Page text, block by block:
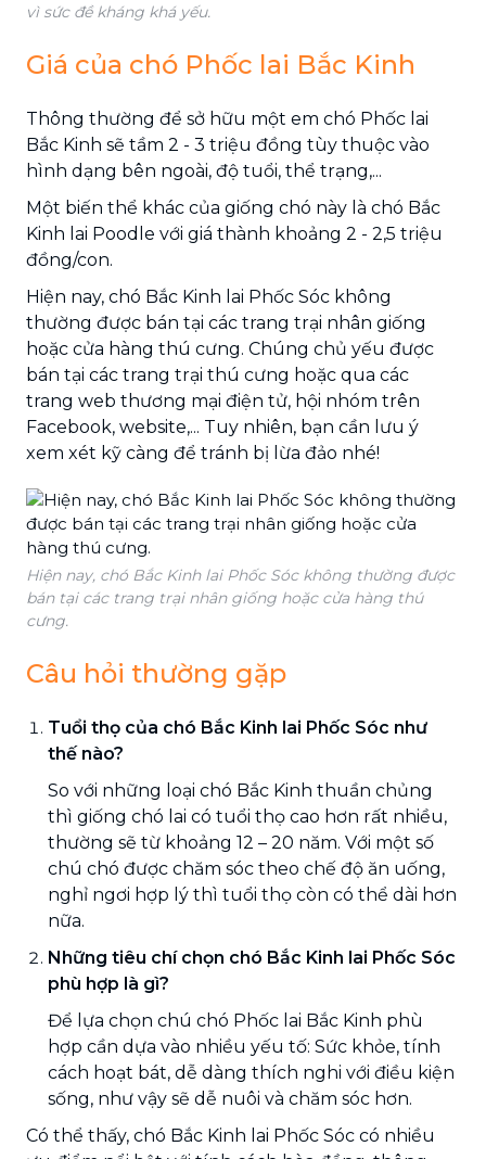
vì sức đề kháng khá yếu.
Giá của chó Phốc lai Bắc Kinh
Thông thường để sở hữu một em chó Phốc lai
Bắc Kinh sẽ tầm 2 - 3 triệu đồng tùy thuộc vào
hình dạng bên ngoài, độ tuổi, thể trạng,...
Một biến thể khác của giống chó này là chó Bắc
Kinh lai Poodle với giá thành khoảng 2 - 2,5 triệu
đồng/con.
Hiện nay, chó Bắc Kinh lai Phốc Sóc không
thường được bán tại các trang trại nhân giống
hoặc cửa hàng thú cưng. Chúng chủ yếu được
bán tại các trang trại thú cưng hoặc qua các
trang web thương mại điện tử, hội nhóm trên
Facebook, website,... Tuy nhiên, bạn cần lưu ý
xem xét kỹ càng để tránh bị lừa đảo nhé!
Hiện nay, chó Bắc Kinh lai Phốc Sóc không thường được
bán tại các trang trại nhân giống hoặc cửa hàng thú
cưng.
Câu hỏi thường gặp
Tuổi thọ của chó Bắc Kinh lai Phốc Sóc như
thế nào?
So với những loại chó Bắc Kinh thuần chủng
thì giống chó lai có tuổi thọ cao hơn rất nhiều,
thường sẽ từ khoảng 12 – 20 năm. Với một số
chú chó được chăm sóc theo chế độ ăn uống,
nghỉ ngơi hợp lý thì tuổi thọ còn có thể dài hơn
nữa.
Những tiêu chí chọn chó Bắc Kinh lai Phốc Sóc
phù hợp là gì?
Để lựa chọn chú chó Phốc lai Bắc Kinh phù
hợp cần dựa vào nhiều yếu tố: Sức khỏe, tính
cách hoạt bát, dễ dàng thích nghi với điều kiện
sống, như vậy sẽ dễ nuôi và chăm sóc hơn.
Có thể thấy, chó Bắc Kinh lai Phốc Sóc có nhiều